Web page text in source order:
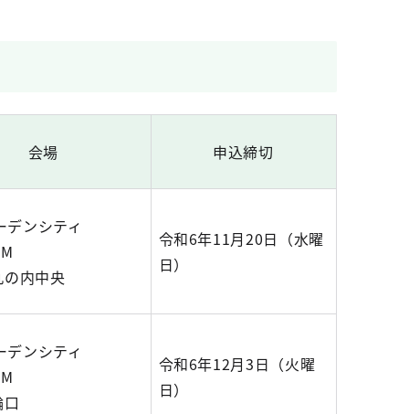
会場 申込締切
デンシティ
内中央
令和6年11月20日（水曜
日）
デンシティ
令和6年12月3日（火曜
日）